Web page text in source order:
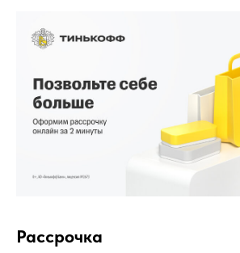
Рассрочка